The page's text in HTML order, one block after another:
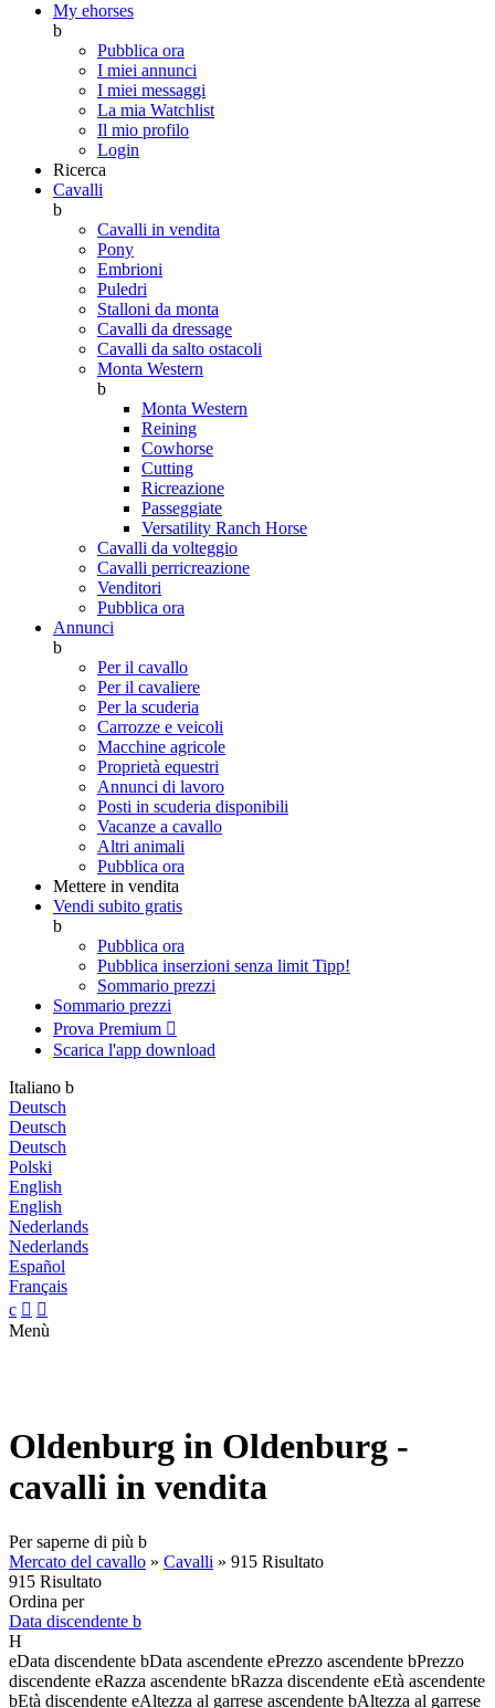
My ehorses
b
Pubblica ora
I miei annunci
I miei messaggi
La mia Watchlist
Il mio profilo
Login
Ricerca
Cavalli
b
Cavalli in vendita
Pony
Embrioni
Puledri
Stalloni da monta
Cavalli da dressage
Cavalli da salto ostacoli
Monta Western
b
Monta Western
Reining
Cowhorse
Cutting
Ricreazione
Passeggiate
Versatility Ranch Horse
Cavalli da volteggio
Cavalli perricreazione
Venditori
Pubblica ora
Annunci
b
Per il cavallo
Per il cavaliere
Per la scuderia
Carrozze e veicoli
Macchine agricole
Proprietà equestri
Annunci di lavoro
Posti in scuderia disponibili
Vacanze a cavallo
Altri animali
Pubblica ora
Mettere in vendita
Vendi subito gratis
b
Pubblica ora
Pubblica inserzioni senza limit Tipp!
Sommario prezzi
Sommario prezzi
Prova Premium 
Scarica l'app download
Italiano b
Deutsch
Deutsch
Deutsch
Polski
English
English
Nederlands
Nederlands
Español
Français
c  
Menù
Oldenburg in Oldenburg -
cavalli in vendita
Per saperne di più b
Mercato del cavallo » Cavalli » 915 Risultato
915 Risultato
Ordina per
Data discendente b
H
eData discendente bData ascendente ePrezzo ascendente bPrezzo
discendente eRazza ascendente bRazza discendente eEtà ascendente
bEtà discendente eAltezza al garrese ascendente bAltezza al garrese